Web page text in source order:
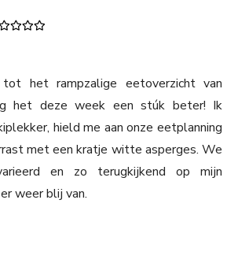
het rampzalige eetoverzicht van
het deze week een stúk beter! Ik
hield me aan onze eetplanning
met een kratje witte asperges. We
en zo terugkijkend op mijn
weer blij van.